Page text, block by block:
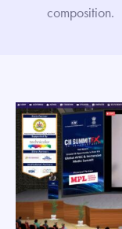
composition.